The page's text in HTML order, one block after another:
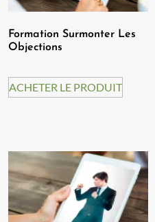
Formation Surmonter Les
Objections
ACHETER LE PRODUIT